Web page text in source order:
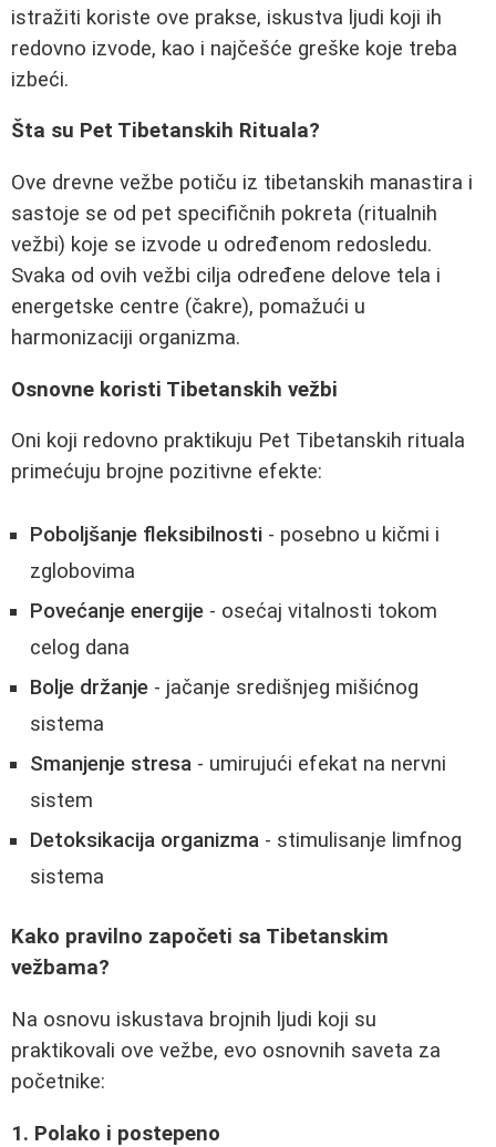
istražiti koriste ove prakse, iskustva ljudi koji ih
redovno izvode, kao i najčešće greške koje treba
izbeći.
Šta su Pet Tibetanskih Rituala?
Ove drevne vežbe potiču iz tibetanskih manastira i
sastoje se od pet specifičnih pokreta (ritualnih
vežbi) koje se izvode u određenom redosledu.
Svaka od ovih vežbi cilja određene delove tela i
energetske centre (čakre), pomažući u
harmonizaciji organizma.
Osnovne koristi Tibetanskih vežbi
Oni koji redovno praktikuju Pet Tibetanskih rituala
primećuju brojne pozitivne efekte:
Poboljšanje fleksibilnosti - posebno u kičmi i
zglobovima
Povećanje energije - osećaj vitalnosti tokom
celog dana
Bolje držanje - jačanje središnjeg mišićnog
sistema
Smanjenje stresa - umirujući efekat na nervni
sistem
Detoksikacija organizma - stimulisanje limfnog
sistema
Kako pravilno započeti sa Tibetanskim
vežbama?
Na osnovu iskustava brojnih ljudi koji su
praktikovali ove vežbe, evo osnovnih saveta za
početnike:
1. Polako i postepeno